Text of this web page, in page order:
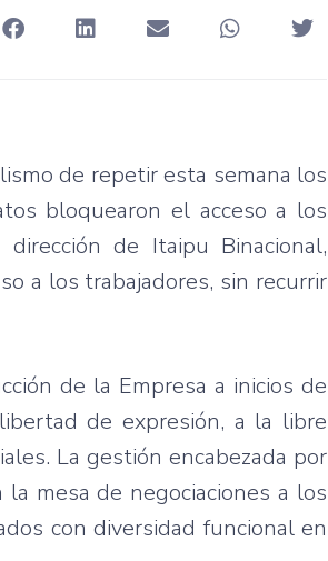
de repetir esta semana los
bloquearon el acceso a los
de Itaipu Binacional,
a los trabajadores, sin recurrir
de la Empresa a inicios de
de expresión, a la libre
La gestión encabezada por
mesa de negociaciones a los
con diversidad funcional en